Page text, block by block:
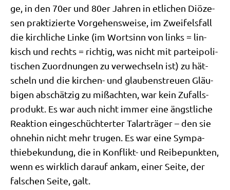
ge, in den 70er und 80er Jah­ren in etli­chen Diö­ze­
sen prak­ti­zier­te Vor­ge­hens­wei­se, im Zwei­fels­fall
die kirch­li­che Lin­ke (im Wort­sinn von links = lin­
kisch und rechts = rich­tig, was nicht mit par­tei­po­li­
ti­schen Zuord­nun­gen zu ver­wech­seln ist) zu hät­
scheln und die kir­chen- und glau­bens­treu­en Gläu­
bi­gen abschät­zig zu miß­ach­ten, war kein Zufalls­
pro­dukt. Es war auch nicht immer eine ängst­li­che
Reak­ti­on ein­ge­schüch­ter­ter Tal­ar­trä­ger – den sie
ohne­hin nicht mehr tru­gen. Es war eine Sym­pa­
thie­be­kun­dung, die in Kon­flikt- und Rei­be­punk­ten,
wenn es wirk­lich dar­auf ankam, einer Sei­te, der
fal­schen Sei­te, galt.